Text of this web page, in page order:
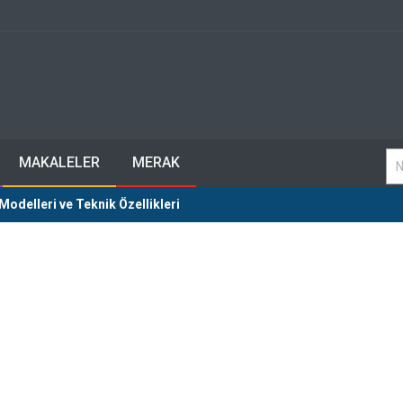
MAKALELER MERAK
ve Teknik Özellikleri